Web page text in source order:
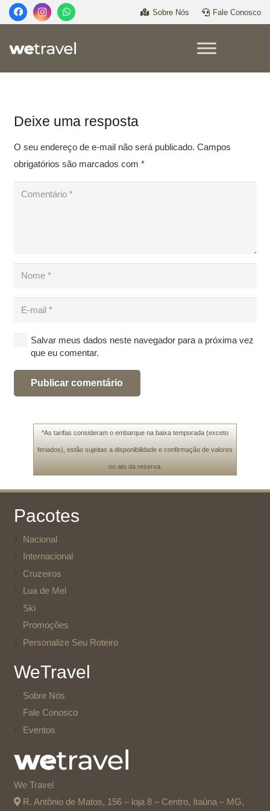
Sobre Nós Fale Conosco
Deixe uma resposta
O seu endereço de e-mail não será publicado. Campos
obrigatórios são marcados com *
Salvar meus dados neste navegador para a próxima vez
que eu comentar.
Publicar comentário
*As tarifas consideram o embarque na baixa temporada (exceto
feriados), estão sujeitas a disponibilidade e confirmação de valores
no ato da reserva.
Pacotes
Nacional
Internacional
Cruzeiros
Lua de Mel
Ski
Promoções
Personalize Seu Roteiro
WeTravel
Sobre Nós
Fale Conosco
Eventos
We Travel
R. Antônio de Matos, 156 – loja 8 – Centro, Itaúna – MG,